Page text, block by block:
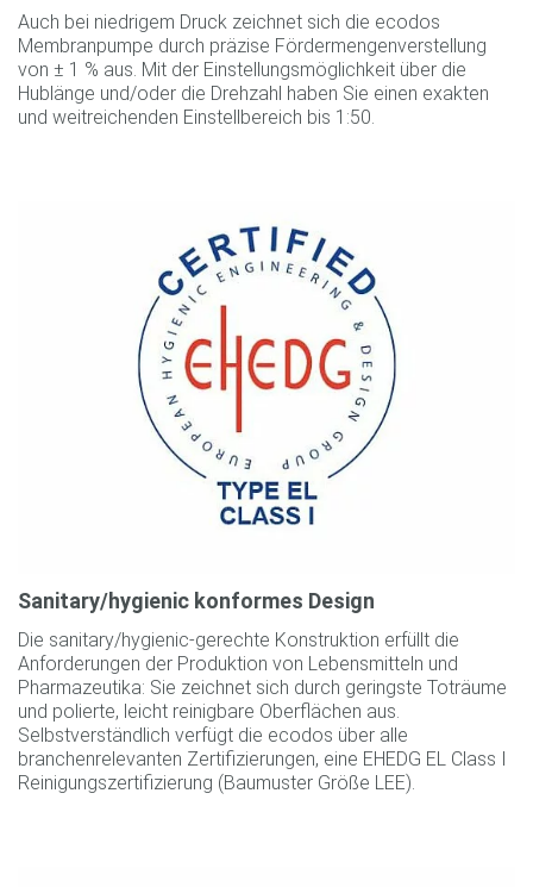
Auch bei niedrigem Druck zeichnet sich die ecodos
Membranpumpe durch präzise Fördermengenverstellung
von ± 1 % aus. Mit der Einstellungsmöglichkeit über die
Hublänge und/oder die Drehzahl haben Sie einen exakten
und weitreichenden Einstellbereich bis 1:50.
Sanitary/hygienic konformes Design
Die sanitary/hygienic-gerechte Konstruktion erfüllt die
Anforderungen der Produktion von Lebensmitteln und
Pharmazeutika: Sie zeichnet sich durch geringste Toträume
und polierte, leicht reinigbare Oberflächen aus.
Selbstverständlich verfügt die ecodos über alle
branchenrelevanten Zertifizierungen, eine EHEDG EL Class I
Reinigungszertifizierung (Baumuster Größe LEE).